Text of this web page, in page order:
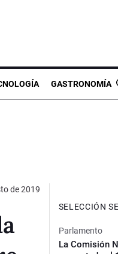
GASTRONOMÍA
de 2019
SELECCIÓN
Parlamento
La Comisión